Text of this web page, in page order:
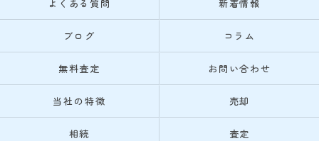
よくある質問 新着情報
ブログ コラム
無料査定 お問い合わせ
当社の特徴 売却
相続 査定